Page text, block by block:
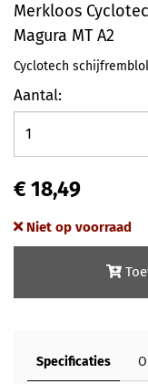
Merkloos
Magura MT A2
Cyclotech
Aantal:
€ 18,49
Niet op voorraad
Specificaties